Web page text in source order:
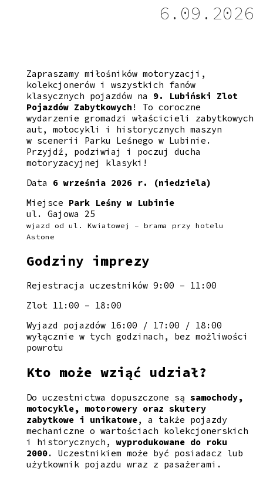
6.09.2026
Zapraszamy miłośników motoryzacji,
kolekcjonerów i wszystkich fanów
klasycznych pojazdów na 9. Lubiński Zlot
Pojazdów Zabytkowych ! To coroczne
wydarzenie gromadzi właścicieli zabytkowych
aut, motocykli i historycznych maszyn
w scenerii Parku Leśnego w Lubinie.
Przyjdź, podziwiaj i poczuj ducha
motoryzacyjnej klasyki!
Data 6 września 2026 r. (niedziela)
Miejsce Park Leśny w Lubinie
ul. Gajowa 25
wjazd od ul. Kwiatowej – brama przy hotelu
Astone
Godziny imprezy
Rejestracja uczestników 9:00 – 11:00
Zlot 11:00 – 18:00
Wyjazd pojazdów 16:00 / 17:00 / 18:00
wyłącznie w tych godzinach, bez możliwości
powrotu
Kto może wziąć udział?
Do uczestnictwa dopuszczone są samochody,
motocykle, motorowery oraz skutery
zabytkowe i unikatowe, a także pojazdy
mechaniczne o wartościach kolekcjonerskich
i historycznych,wyprodukowane do roku
2000. Uczestnikiem może być posiadacz lub
użytkownik pojazdu wraz z pasażerami.